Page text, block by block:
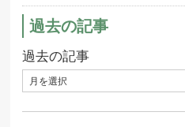
過去の記事
過去の記事